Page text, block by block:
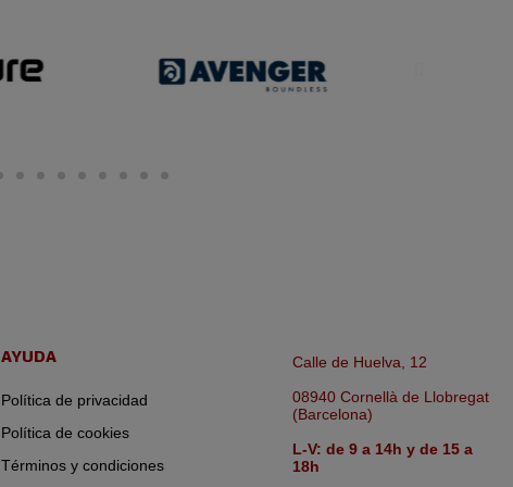
AYUDA
Política de privacidad
Política de cookies
Términos y condiciones
Calle de Huelva, 12
08940 Cornellà de Llobregat
(Barcelona)
L-V: de 9 a 14h y de 15 a
18h